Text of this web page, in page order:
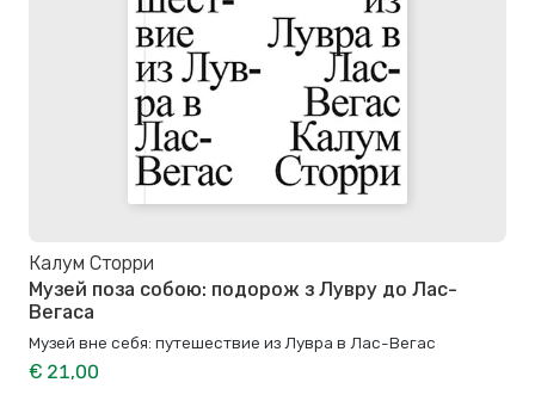
Калум Сторри
Музей поза собою: подорож з Лувру до Лас-
Вегаса
Музей вне себя: путешествие из Лувра в Лас-Вегас
€ 21,00